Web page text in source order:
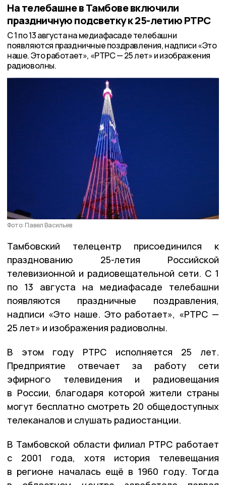
На телебашне в Тамбове включили
праздничную подсветку к 25-летию РТРС
С 1 по 13 августа на медиафасаде телебашни
появляются праздничные поздравления, надписи «Это
наше. Это работает», «РТРС — 25 лет» и изображения
радиоволны.
Фото: Павел Васильев
Тамбовский телецентр присоединился к
празднованию 25-летия Российской
телевизионной и радиовещательной сети. С 1
по 13 августа на медиафасаде телебашни
появляются праздничные поздравления,
надписи «Это наше. Это работает», «РТРС —
25 лет» и изображения радиоволны.
В этом году РТРС исполняется 25 лет.
Предприятие отвечает за работу сети
эфирного телевидения и радиовещания
в России, благодаря которой жители страны
могут бесплатно смотреть 20 общедоступных
телеканалов и слушать радиостанции.
В Тамбовской области филиал РТРС работает
с 2001 года, хотя история телевещания
в регионе началась ещё в 1960 году. Тогда